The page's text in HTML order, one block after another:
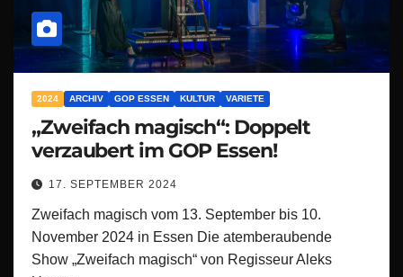
2024 ARCHIV GOP ESSEN KULTUR VARIETE
„Zweifach magisch“: Doppelt
verzaubert im GOP Essen!
17. SEPTEMBER 2024
Zweifach magisch vom 13. September bis 10.
November 2024 in Essen Die atemberaubende
Show „Zweifach magisch“ von Regisseur Aleks